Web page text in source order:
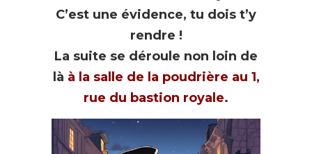
C’est une évidence, tu dois t’y
rendre !
La suite se déroule non loin de
là à la salle de la poudrière au 1,
rue du bastion royale.